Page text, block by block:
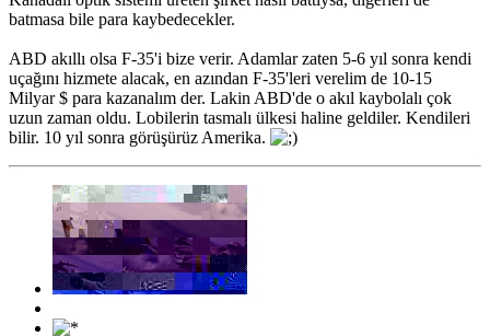
batmasa bile para kaybedecekler.
ABD akıllı olsa F-35'i bize verir. Adamlar zaten 5-6 yıl sonra kendi
uçağını hizmete alacak, en azından F-35'leri verelim de 10-15
Milyar $ para kazanalım der. Lakin ABD'de o akıl kaybolalı çok
uzun zaman oldu. Lobilerin tasmalı ülkesi haline geldiler. Kendileri
bilir. 10 yıl sonra görüşürüz Amerika.